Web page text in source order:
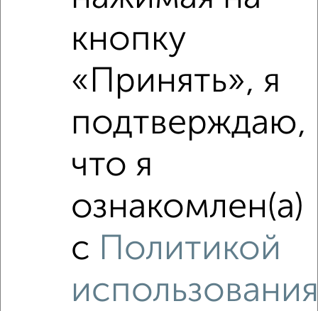
Сравнение средних цен
Средняя цена район
кнопку
«Принять», я
подтверждаю,
что я
ознакомлен(а)
с Политикой
использования